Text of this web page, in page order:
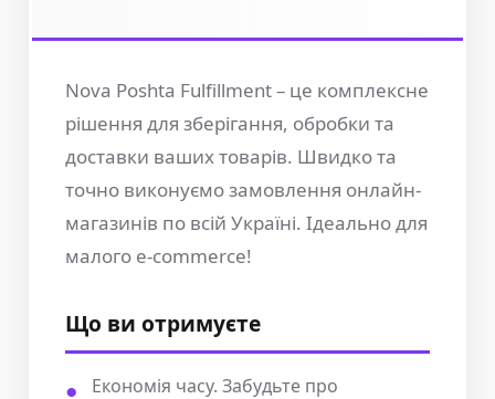
Nova Poshta Fulfillment – це комплексне
рішення для зберігання, обробки та
доставки ваших товарів. Швидко та
точно виконуємо замовлення онлайн-
магазинів по всій Україні. Ідеально для
малого e-commerce!
Що ви отримуєте
Економія часу. Забудьте про